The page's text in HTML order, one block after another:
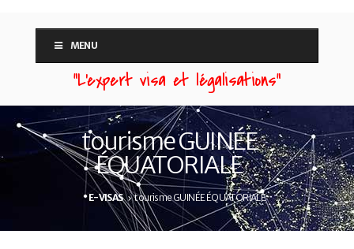
MENU
“L'expert visa et légalisations”
tourisme GUINÉE
ÉQUATORIALE
E-VISAS tourisme GUINÉE ÉQUATORIALE